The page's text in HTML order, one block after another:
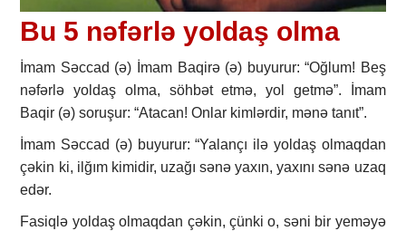
Bu 5 nəfərlə yoldaş olma
İmam Səccad (ə) İmam Baqirə (ə) buyurur: “Oğlum! Beş
nəfərlə yoldaş olma, söhbət etmə, yol getmə”. İmam
Baqir (ə) soruşur: “Atacan! Onlar kimlərdir, mənə tanıt”.
İmam Səccad (ə) buyurur: “Yalançı ilə yoldaş olmaqdan
çəkin ki, ilğım kimidir, uzağı sənə yaxın, yaxını sənə uzaq
edər.
Fasiqlə yoldaş olmaqdan çəkin, çünki o, səni bir yeməyə